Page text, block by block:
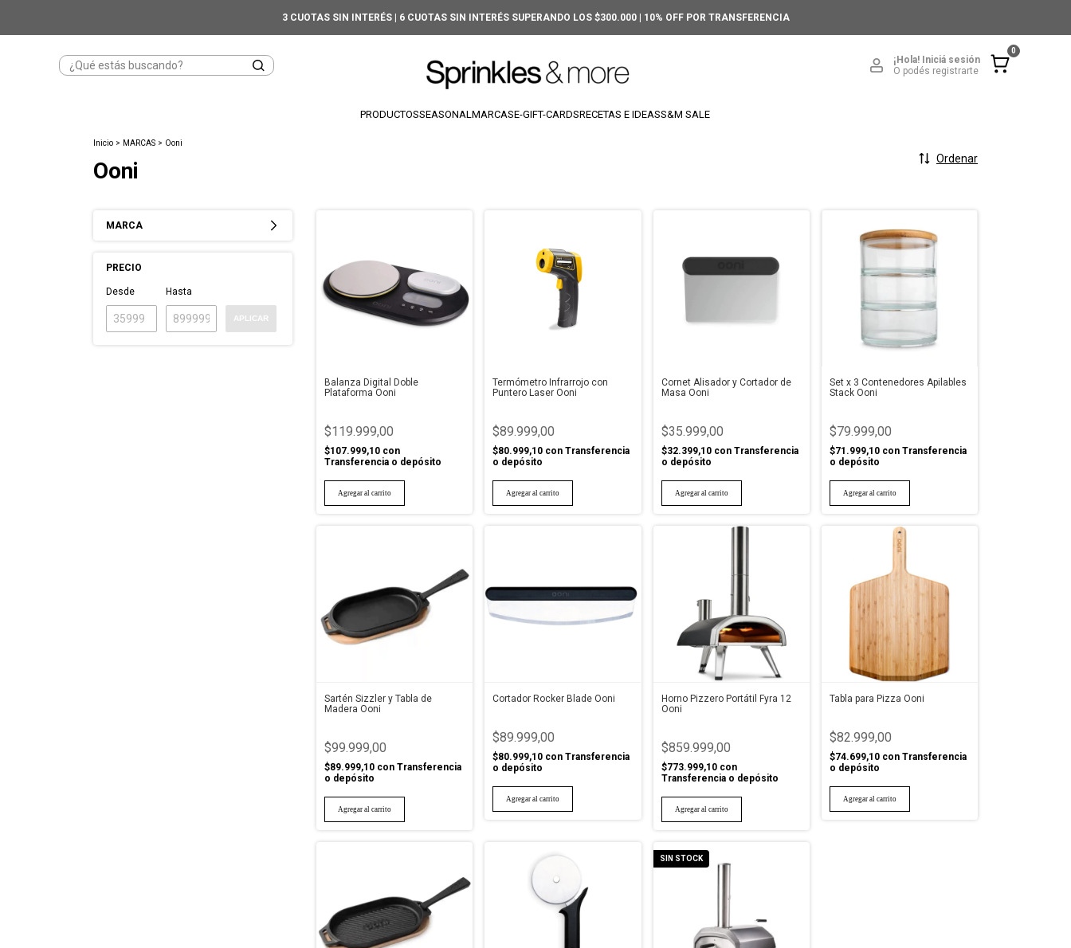
3 CUOTAS SIN INTERÉS | 6 CUOTAS SIN INTERÉS SUPERANDO LOS $300.000 | 10% OFF POR TRANSFERENCIA
¡Hola! Iniciá sesión
O podés registrarte
0
PRODUCTOSSEASONALMARCASE-GIFT-CARDSRECETAS E IDEASS&M SALE
Inicio > MARCAS > Ooni
Ooni Ordenar
MARCA
PRECIO
Desde Hasta
APLICAR
Balanza Digital Doble
Plataforma Ooni
$119.999,00
$107.999,10 con
Transferencia o depósito
Termómetro Infrarrojo con
Puntero Laser Ooni
$89.999,00
$80.999,10 con Transferencia
o depósito
Cornet Alisador y Cortador de
Masa Ooni
$35.999,00
$32.399,10 con Transferencia
o depósito
Set x 3 Contenedores Apilables
Stack Ooni
$79.999,00
$71.999,10 con Transferencia
o depósito
Sartén Sizzler y Tabla de
Madera Ooni
$99.999,00
$89.999,10 con Transferencia
o depósito
Cortador Rocker Blade Ooni
$89.999,00
$80.999,10 con Transferencia
o depósito
Horno Pizzero Portátil Fyra 12
Ooni
$859.999,00
$773.999,10 con
Transferencia o depósito
Tabla para Pizza Ooni
$82.999,00
$74.699,10 con Transferencia
o depósito
SIN STOCK